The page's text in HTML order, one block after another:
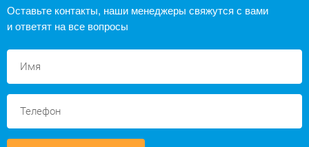
Оставьте контакты, наши менеджеры свяжутся с вами
и ответят на все вопросы